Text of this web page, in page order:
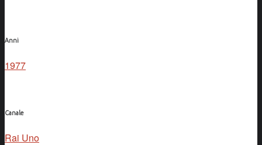
Anni
1977
Canale
Rai Uno